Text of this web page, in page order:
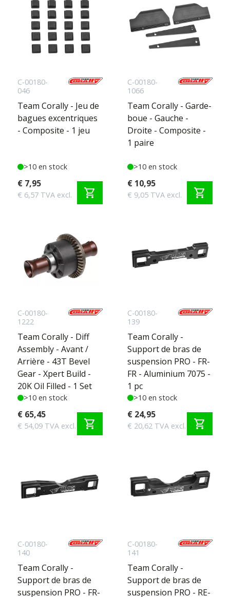
C-00180-
046
Team Corally - Jeu de
bagues excentriques
- Composite - 1 jeu
>10 en stock
€ 7,95
€ 6,57 TVA excl. shopping_cart
C-00180-
1066
Team Corally - Garde-
boue - Gauche -
Droite - Composite -
1 paire
>10 en stock
€ 10,95
€ 9,05 TVA excl. shopping_cart
C-00180-
1222
Team Corally - Diff
Assembly - Avant /
Arrière - 43T Bevel
Gear - Xpert Build -
20K Oil Filled - 1 Set
>10 en stock
€ 65,45
€ 54,09 TVA excl. shopping_cart
C-00180-
139
Team Corally -
Support de bras de
suspension PRO - FR-
FR - Aluminium 7075 -
1 pc
>10 en stock
€ 24,95
€ 20,62 TVA excl. shopping_cart
C-00180-
140
Team Corally -
Support de bras de
suspension PRO - FR-
C-00180-
141
Team Corally -
Support de bras de
suspension PRO - RE-